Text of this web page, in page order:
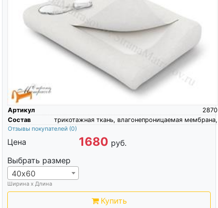
Артикул
2870
Состав
трикотажная ткань, влагонепроницаемая мембрана,
Отзывы покупателей (0)
Цена 1680 руб.
Выбрать размер
40х60
Ширина х Длина
Купить